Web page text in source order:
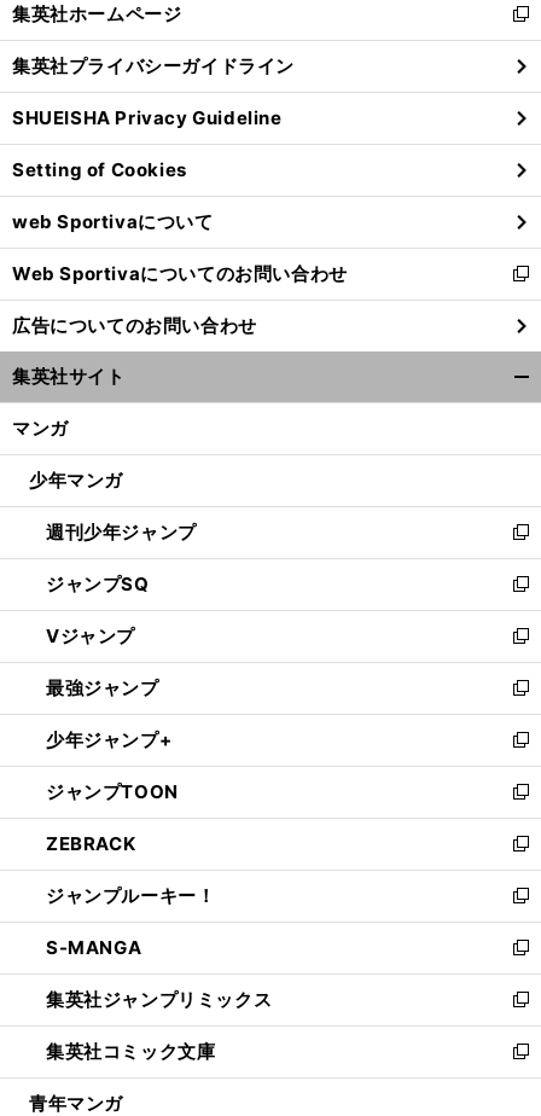
閉
る
集英社ホームページ
新
し
い
ウ
ィ
ン
ド
ウ
で
開
く
集英社プライバシーガイドライン
SHUEISHA Privacy Guideline
Setting of Cookies
web Sportivaについて
Web Sportivaについてのお問い合わせ
新
し
い
ウ
ィ
ン
ウ
開
く
広告についてのお問い合わせ
集英社サイト
マンガ
少年マンガ
週刊少年ジャンプ
新
し
い
ウ
ィ
ン
ド
ウ
で
開
く
ジャンプSQ
新
し
い
ウ
ィ
ン
ド
ウ
で
開
く
Vジャンプ
新
し
い
ウ
ィ
ン
ド
ウ
で
開
く
最強ジャンプ
新
し
い
ウ
ィ
ン
ド
ウ
で
開
く
少年ジャンプ+
新
し
い
ウ
ィ
ン
ド
ウ
で
開
く
ジャンプTOON
新
し
い
ウ
ィ
ン
ド
ウ
で
開
く
ZEBRACK
新
し
い
ウ
ィ
ン
ド
ウ
で
開
ジャンプルーキー！
新
し
い
ウ
ィ
ン
ド
ウ
S-MANGA
新
し
い
ウ
ィ
ン
集英社ジャンプリミックス
新
し
い
ウ
集英社コミック文庫
新
し
青年マンガ